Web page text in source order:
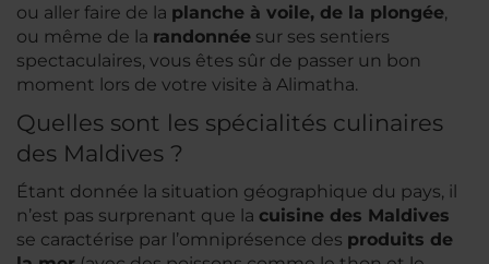
ou aller faire de la planche à voile, de la plongée,
ou même de la randonnée sur ses sentiers
spectaculaires, vous êtes sûr de passer un bon
moment lors de votre visite à Alimatha.
Quelles sont les spécialités culinaires
des Maldives ?
Étant donnée la situation géographique du pays, il
n’est pas surprenant que la cuisine des Maldives
se caractérise par l’omniprésence des produits de